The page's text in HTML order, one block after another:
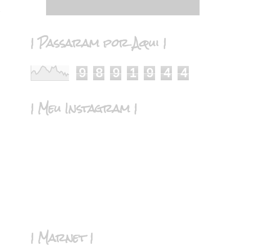
| Passaram por Aqui |
9 8 9 1 9 4 4
| Meu Instagram |
| Marnet |